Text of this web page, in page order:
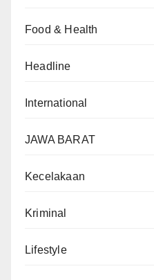
Food & Health
Headline
International
JAWA BARAT
Kecelakaan
Kriminal
Lifestyle